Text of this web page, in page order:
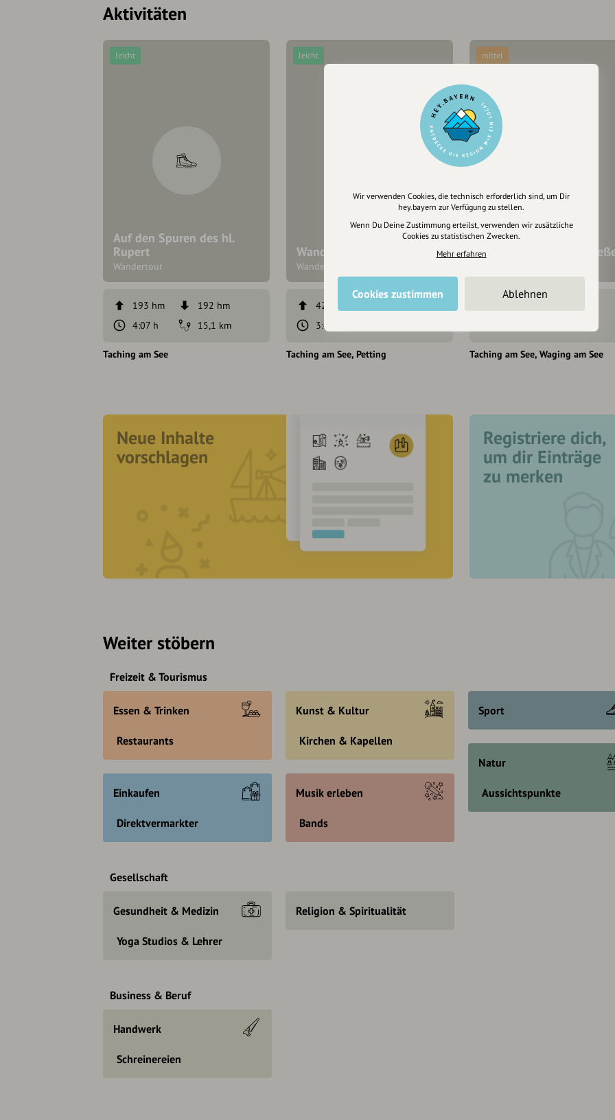
Aktivitäten
Auf den Spuren des hl.
Rupert
Wandertour
leicht
193 hm
192 hm
4:07 h
15,1 km
Taching am See
Wandern am Waginger See
Wandertour
leicht
42 hm
3:45 h
Taching am See Petting
Wandern-Pilgern-
mittel
Taching am See Waging am See
Neue Inhalte
vorschlagen
Registriere dich,
um dir Einträge
zu merken
Weiter stöbern
Freizeit & Tourismus
Essen & Trinken
Restaurants
Einkaufen
Direktvermarkter
Kunst & Kultur
Kirchen & Kapellen
Musik erleben
Bands
Sport
Natur
Aussichtspunkte
Gesellschaft
Gesundheit & Medizin
Yoga Studios & Lehrer
Religion & Spiritualität
Business & Beruf
Handwerk
Schreinereien
Wir verwenden Cookies, die technisch erforderlich sind, um Dir
hey.bayern zur Verfügung zu stellen.
Wenn Du Deine Zustimmung erteilst, verwenden wir zusätzliche
Cookies zu statistischen Zwecken.
Mehr erfahren
Cookies zustimmen Ablehnen